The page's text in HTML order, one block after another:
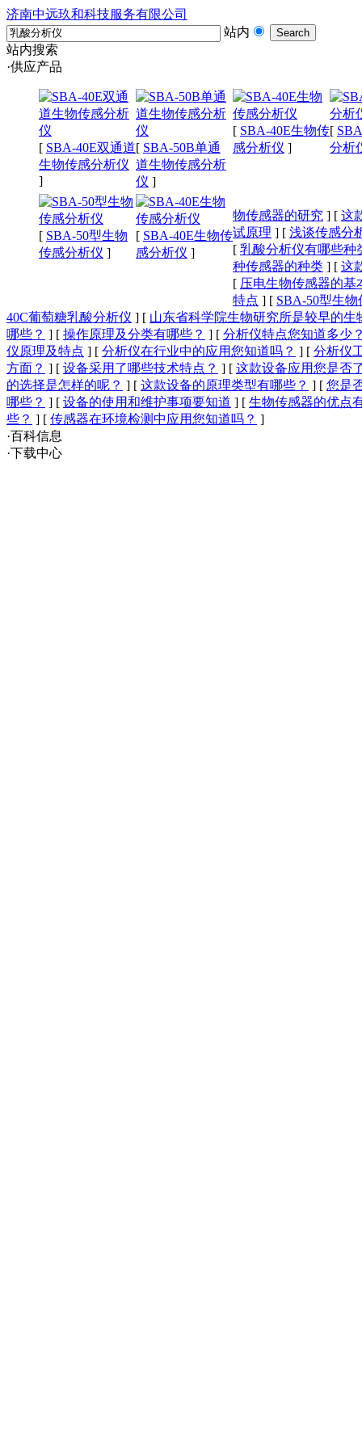
济南中远玖和科技服务有限公司
站内
站内搜索
·供应产品
[ SBA-40E双通道
生物传感分析仪
]
[ SBA-50B单通
道生物传感分析
仪 ]
[ SBA-40E生物传
感分析仪 ]
[
分析
[ SBA-50型生物
传感分析仪 ]
[ SBA-40E生物传
感分析仪 ]
物传感器的研究 ] [ 这
试原理 ] [ 浅谈传感分
[ 乳酸分析仪有哪些种
种传感器的种类 ] [ 这
[ 压电生物传感器的基
特点 ] [ SBA-50型生
40C葡萄糖乳酸分析仪 ] [ 山东省科学院生物研究所是较早的生
哪些？ ] [ 操作原理及分类有哪些？ ] [ 分析仪特点您知道多少
仪原理及特点 ] [ 分析仪在行业中的应用您知道吗？ ] [ 分析仪
方面？ ] [ 设备采用了哪些技术特点？ ] [ 这款设备应用您是否
的选择是怎样的呢？ ] [ 这款设备的原理类型有哪些？ ] [ 您是
哪些？ ] [ 设备的使用和维护事项要知道 ] [ 生物传感器的优点
些？ ] [ 传感器在环境检测中应用您知道吗？ ]
·百科信息
·下载中心